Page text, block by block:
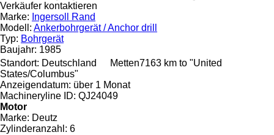
Verkäufer kontaktieren
Marke: Ingersoll Rand
Modell: Ankerbohrgerät / Anchor drill
Typ: Bohrgerät
Baujahr: 1985
Standort: Deutschland Metten7163 km to "United
States/Columbus"
Anzeigendatum: über 1 Monat
Machineryline ID: QJ24049
Motor
Marke: Deutz
Zylinderanzahl: 6